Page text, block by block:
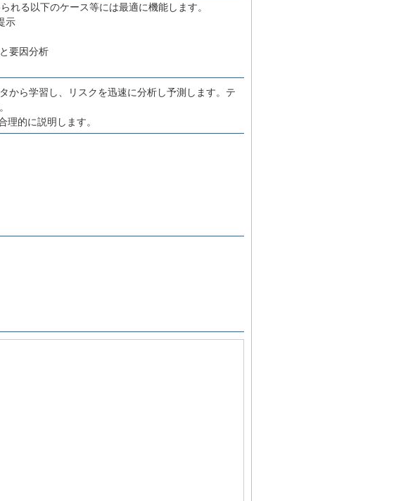
れる以下のケース等には最適に機能します。
示
要因分析
から学習し、リスクを迅速に分析し予測します。テ
的に説明します。